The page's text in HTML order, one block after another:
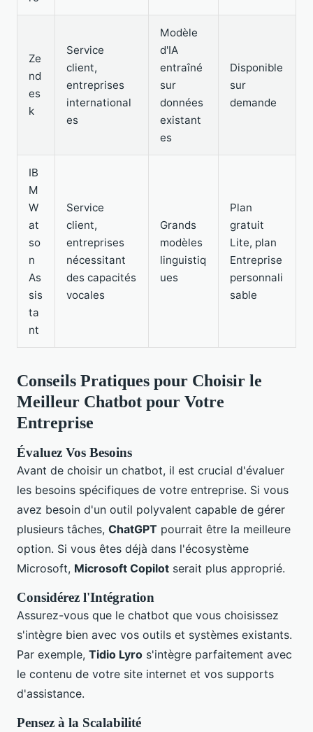
Ze
nd
es
k
Service
client,
entreprises
international
es
Modèle
d'IA
entraîné
sur
données
existant
es
Disponible
sur
demande
IB
M
W
at
so
n
As
sis
ta
nt
Service
client,
entreprises
nécessitant
des capacités
vocales
Grands
modèles
linguistiq
ues
Plan
gratuit
Lite, plan
Entreprise
personnali
sable
Conseils Pratiques pour Choisir le
Meilleur Chatbot pour Votre
Entreprise
Évaluez Vos Besoins
Avant de choisir un chatbot, il est crucial d'évaluer
les besoins spécifiques de votre entreprise. Si vous
avez besoin d'un outil polyvalent capable de gérer
plusieurs tâches, ChatGPT pourrait être la meilleure
option. Si vous êtes déjà dans l'écosystème
Microsoft, Microsoft Copilot serait plus approprié.
Considérez l'Intégration
Assurez-vous que le chatbot que vous choisissez
s'intègre bien avec vos outils et systèmes existants.
Par exemple, Tidio Lyro s'intègre parfaitement avec
le contenu de votre site internet et vos supports
d'assistance.
Pensez à la Scalabilité